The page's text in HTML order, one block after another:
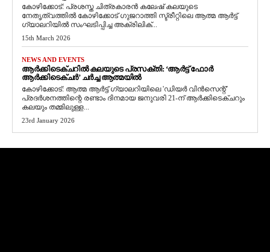
കോഴിക്കോട്: പ്രശസ്ത ചിത്രകാരൻ കലേഷ് കലയുടെ
നേതൃത്വത്തിൽ കോഴിക്കോട് ഗുജറാത്തി സ്ട്രീറ്റിലെ ആത്മ ആർട്ട്
ഗ്യാലറിയിൽ സംഘടിപ്പിച്ച അക്രിലിക്...
15th March 2026
NEWS AND EVENTS
ആർക്കിടെക്ചറിൽ കലയുടെ പ്രസക്തി: ‘ആർട്ട് ഫോർ
ആർക്കിടെക്ചർ’ ചർച്ച ആത്മയിൽ
​കോഴിക്കോട്: ആത്മ ആർട്ട് ഗ്യാലറിയിലെ 'ഡിയർ വിൻസെന്റ്'
പ്രദർശനത്തിന്റെ രണ്ടാം ദിനമായ ജനുവരി 21-ന് ആർക്കിടെക്ചറും
കലയും തമ്മിലുള്ള...
23rd January 2026